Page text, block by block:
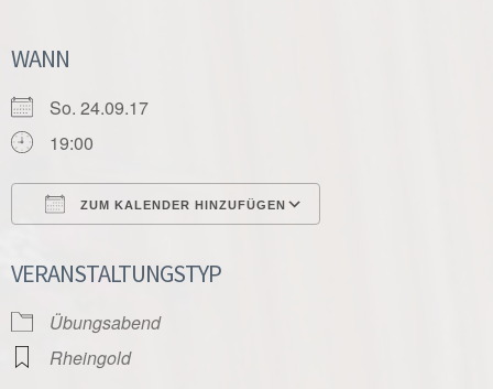
WANN
So. 24.09.17
19:00
ZUM KALENDER HINZUFÜGEN
VERANSTALTUNGSTYP
Übungsabend
Rheingold